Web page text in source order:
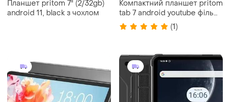
Планшет pritom 7" (2/32gb)
android 11, black з чохлом
Компактний планшет pritom
tab 7 android youtube фільм
+ чорний чохол(1)